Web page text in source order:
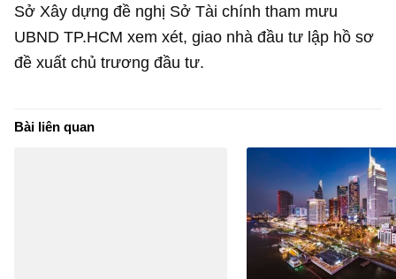
Sở Xây dựng đề nghị Sở Tài chính tham mưu
UBND TP.HCM xem xét, giao nhà đầu tư lập hồ sơ
đề xuất chủ trương đầu tư.
Bài liên quan